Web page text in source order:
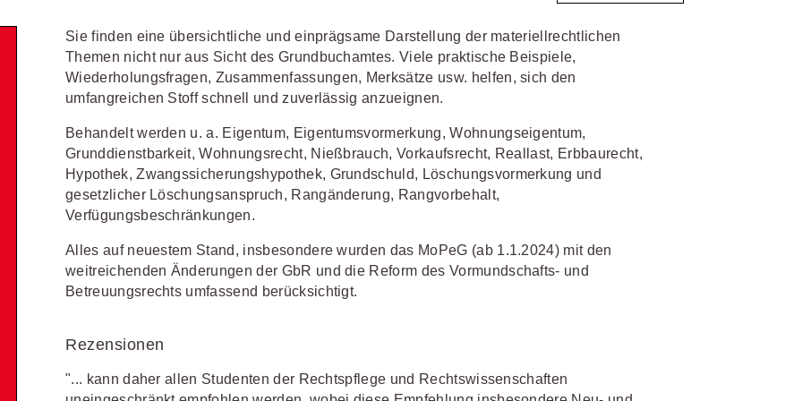
Finden Sie Lösungen und Inhalte, die zu Ihrem Fachgebiet passen.
Arbeitsrecht
Bankrecht
Compliance
Erbrecht
Familienrecht
Handels- und
Insolvenzrecht
Notare
Öffentliches Recht
Sozialrecht
Strafrecht
Unternehmensjuristen
Versicherungsrecht
JURIS BUSINESS
Praxisnah und intuitiv: Schutz vor
rechtlichen Risikenfür Unternehmen,
mehr erfahren
JURIS AKADEMIE
Qualifiziert und zertifiziert: Online-
Fortbildungen
mehr erfahren
5866-4466(Mo-Do 9-18 Uhr, Fr 9-17
Produktberater für eine erste
Vereine und Verbände
Unternehmen
Studium und Hochschule
-
WEITERE SERVICES
Downloads
Veranstaltungen
juris PraxisReporte
0681 5866-4422(Mo-Fr 8-18 Uhr).
Sie finden eine übersichtliche und einprägsame Darstellung der materiellrechtlichen
Themen nicht nur aus Sicht des Grundbuchamtes. Viele praktische Beispiele,
Wiederholungsfragen, Zusammenfassungen, Merksätze usw. helfen, sich den
umfangreichen Stoff schnell und zuverlässig anzueignen.
Behandelt werden u. a. Eigentum, Eigentumsvormerkung, Wohnungseigentum,
Grunddienstbarkeit, Wohnungsrecht, Nießbrauch, Vorkaufsrecht, Reallast, Erbbaurecht,
Hypothek, Zwangssicherungshypothek, Grundschuld, Löschungsvormerkung und
gesetzlicher Löschungsanspruch, Rangänderung, Rangvorbehalt,
Verfügungsbeschränkungen.
Alles auf neuestem Stand, insbesondere wurden das MoPeG (ab 1.1.2024) mit den
weitreichenden Änderungen der GbR und die Reform des Vormundschafts- und
Betreuungsrechts umfassend berücksichtigt.
Rezensionen
"... kann daher allen Studenten der Rechtspflege und Rechtswissenschaften